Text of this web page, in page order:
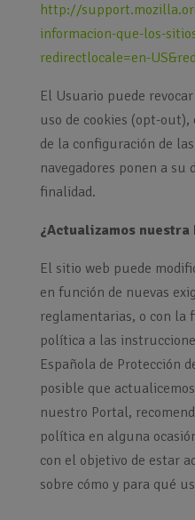
http://
informacion-que-los-
redirectlocale=en-
El Usuario puede
uso de cookies (opt-out),
de la configuración de
navegadores ponen a su
finalidad.
¿Actualizamos
El sitio web puede
en función de nuevas
reglamentarias, o con la
política a las
Española de Protección
posible que
nuestro Portal,
política en alguna
con el objetivo de estar
sobre cómo y para qué